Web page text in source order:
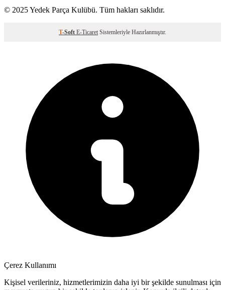
© 2025 Yedek Parça Kulübü. Tüm hakları saklıdır.
T-Soft E-Ticaret Sistemleriyle Hazırlanmıştır.
Çerez Kullanımı
Kişisel verileriniz, hizmetlerimizin daha iyi bir şekilde sunulması için